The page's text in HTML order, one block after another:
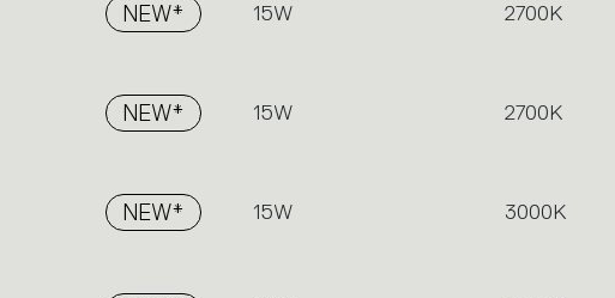
NEW* 15W 2700K
NEW* 15W 2700K
NEW* 15W 3000K